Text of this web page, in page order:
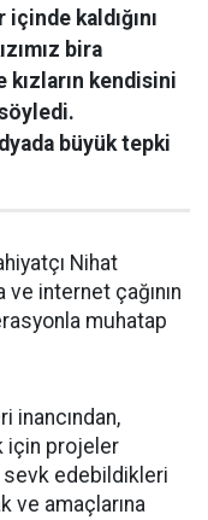
kaldığını
bira
kendisini
büyük tepki
Nihat
internet çağının
muhatap
inancından,
için projeler
sevk edebildikleri
ve amaçlarına